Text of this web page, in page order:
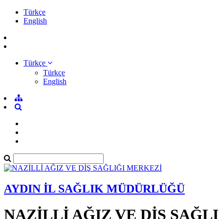
Türkçe
English
Türkçe
Türkçe
English
AYDIN İL SAĞLIK MÜDÜRLÜĞÜ
NAZİLLİ AĞIZ VE DİŞ